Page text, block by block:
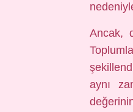
Ancak,
aynı